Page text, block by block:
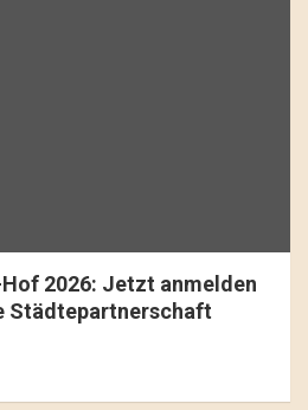
2026: Jetzt anmelden
Städtepartnerschaft